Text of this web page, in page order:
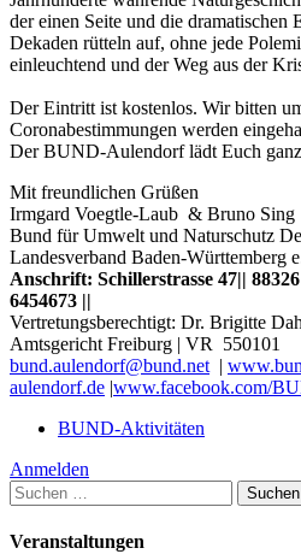
der einen Seite und die dramatischen
Dekaden rütteln auf, ohne jede
einleuchtend und der Weg aus der
Der Eintritt ist kostenlos. Wir bitten
Coronabestimmungen werden
Der BUND-Aulendorf lädt Euch
Mit freundlichen Grüßen
Irmgard Voegtle-Laub & Bruno Sing
Bund für Umwelt und Naturschutz
Landesverband Baden-Württemberg
Anschrift: Schillerstrasse 47||
6454673 ||
Vertretungsberechtigt: Dr. Brigitte
Amtsgericht Freiburg | VR 550101
bund.aulendorf@bund.net |
aulendorf.de |www.facebook.com/
BUND-Aktivitäten
Anmelden
Suchen
nach:
Veranstaltungen